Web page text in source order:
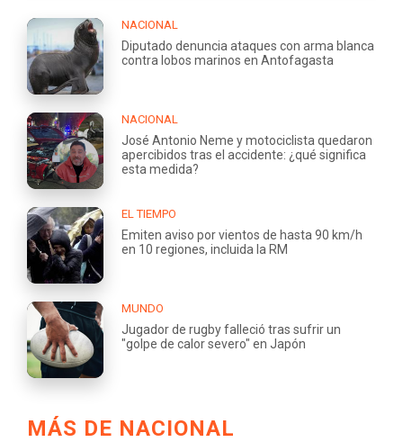
NACIONAL
Diputado denuncia ataques con arma blanca
contra lobos marinos en Antofagasta
NACIONAL
José Antonio Neme y motociclista quedaron
apercibidos tras el accidente: ¿qué significa
esta medida?
EL TIEMPO
Emiten aviso por vientos de hasta 90 km/h
en 10 regiones, incluida la RM
MUNDO
Jugador de rugby falleció tras sufrir un
"golpe de calor severo" en Japón
MÁS DE NACIONAL